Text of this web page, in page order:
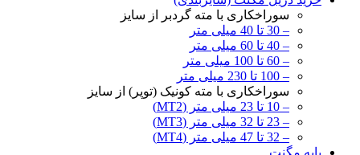
سوراخکاری با مته گردبر از سایز
– 30 تا 40 میلی متر
– 40 تا 60 میلی متر
– 60 تا 100 میلی متر
– 100 تا 230 میلی متر
سوراخکاری با مته کونیک (توپر) از سایز
– 10 تا 23 میلی متر (MT2)
– 23 تا 32 میلی متر (MT3)
– 32 تا 47 میلی متر (MT4)
پایه مگنت